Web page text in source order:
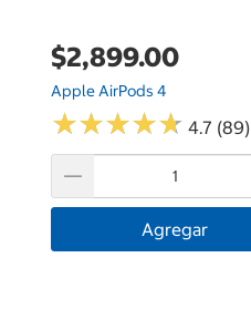
$2,899.00
Apple AirPods 4
★★★★★
★★★★★ 4.7 (89)
Agregar